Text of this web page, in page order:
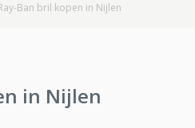
Ban bril kopen in Nijlen
in Nijlen